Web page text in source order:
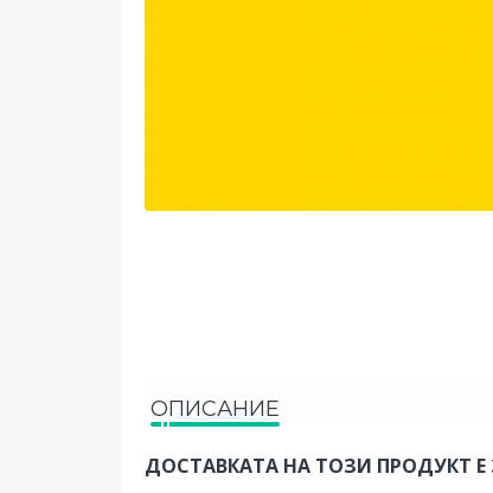
ОПИСАНИЕ
ДОСТАВКАТА НА ТОЗИ ПРОДУКТ Е